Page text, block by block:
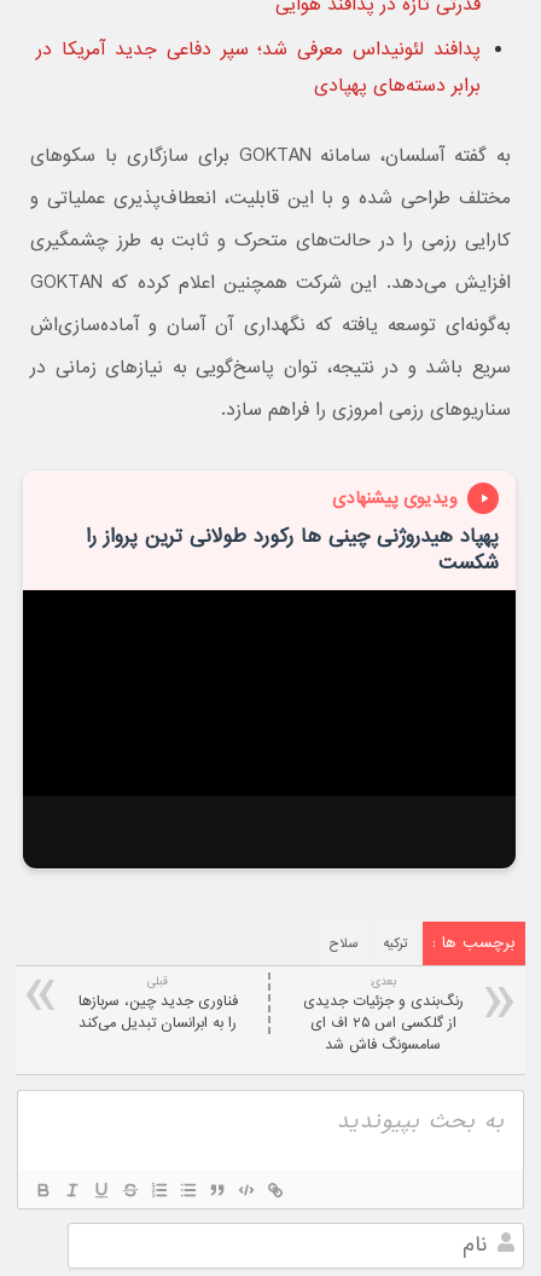
پدافند لئونیداس معرفی شد؛ سپر دفاعی جدید آمریکا در
برابر دسته‌های پهپادی
به گفته آسلسان، سامانه GOKTAN برای سازگاری با سکوهای
مختلف طراحی شده و با این قابلیت، انعطاف‌پذیری عملیاتی و
کارایی رزمی را در حالت‌های متحرک و ثابت به طرز چشمگیری
افزایش می‌دهد. این شرکت همچنین اعلام کرده که GOKTAN
به‌گونه‌ای توسعه یافته که نگهداری آن آسان و آماده‌سازی‌اش
سریع باشد و در نتیجه، توان پاسخ‌گویی به نیازهای زمانی در
سناریوهای رزمی امروزی را فراهم سازد.
ویدیوی پیشنهادی
پهپاد هیدروژنی چینی ها رکورد طولانی ترین پرواز را
شکست
برچسب ها : ترکیه سلاح
قبلی
فناوری جدید چین، سربازها
را به ابرانسان تبدیل می‌کند
بعدی:
رنگ‌بندی و جزئیات جدیدی
از گلکسی اس ۲۵ اف ای
سامسونگ فاش شد
نام